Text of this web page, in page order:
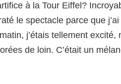
à la Tour Eiffel?
le spectacle parce que
j’étais tellement excité,
de loin. C’était un